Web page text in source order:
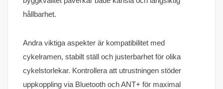
hållbarhet.
Andra viktiga aspekter är kompatibilitet med
cykelramen, stabilt ställ och justerbarhet för olika
cykelstorlekar. Kontrollera att utrustningen stöder
uppkoppling via Bluetooth och ANT+ för maximal